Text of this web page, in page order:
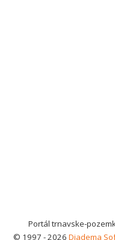
Portál trnavske-
© 1997 - 2026 Diadema